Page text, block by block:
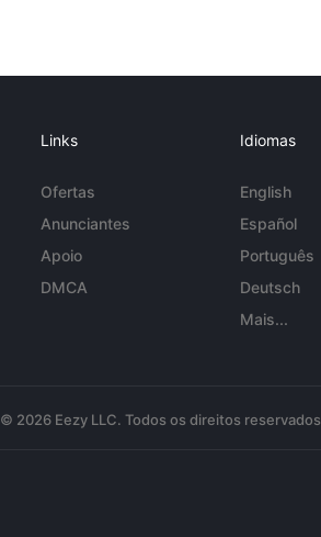
Links
Ofertas
Anunciantes
Apoio
DMCA
Idiomas
English
Español
Português
Deutsch
Mais...
© 2026 Eezy LLC. Todos os direitos reservados